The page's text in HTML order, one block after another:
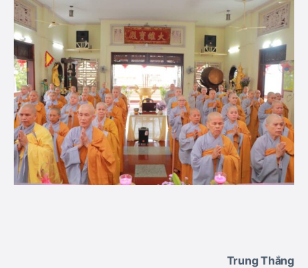
Trung Thắng